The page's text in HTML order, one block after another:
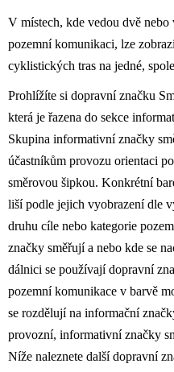
V místech, kde vedou dvě
pozemní komunikaci, lze
cyklistických tras na jedné,
Prohlížíte si dopravní značku
která je řazena do sekce
Skupina informativní značky
účastníkům provozu orientaci
směrovou šipkou. Konkrétní
liší podle jejich vyobrazení dle
druhu cíle nebo kategorie
značky směřují a nebo kde se
dálnici se používají dopravní
pozemní komunikace v barvě
se rozdělují na informační
provozní, informativní značky
Níže naleznete další dopravní